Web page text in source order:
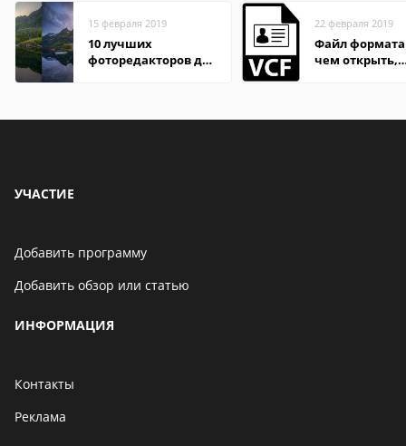
15 февраля 2019
10 лучших
фоторедакторов для
22 февраля 2019
Файл
чем открыть,
УЧАСТИЕ
Добавить программу
Добавить обзор или статью
ИНФОРМАЦИЯ
Контакты
Реклама